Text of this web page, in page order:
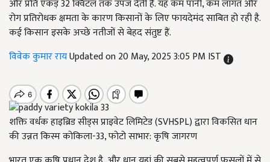
और प्रति एकड़ 32 क्विंटल तक उपज देती है. यह कम पानी, कम लागत और
रोग प्रतिरोधक क्षमता के कारण किसानों के लिए फायदेमंद साबित हो रही है.
कई किसान इसके अच्छे नतीजों से बेहद संतुष्ट हैं.
विवेक कुमार रायUpdated on 20 May, 2025 3:05 PM IST
शक्ति वर्धक हाइब्रिड सीड्स प्राइवेट लिमिटेड (SVHSPL) द्वारा विकसित धान
की उन्नत किस्म कोकिला-33, फोटो साभार: कृषि जागरण